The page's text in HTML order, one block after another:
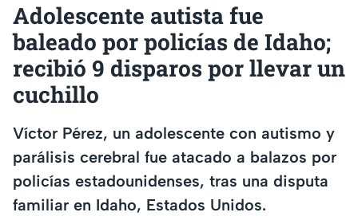
Adolescente autista fue
baleado por policías de Idaho;
recibió 9 disparos por llevar un
cuchillo
Víctor Pérez, un adolescente con autismo y
parálisis cerebral fue atacado a balazos por
policías estadounidenses, tras una disputa
familiar en Idaho, Estados Unidos.